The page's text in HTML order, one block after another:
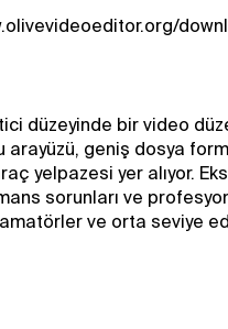
düzeyinde bir video
arayüzü, geniş dosya
yelpazesi yer alıyor.
sorunları ve
amatörler ve orta seviye